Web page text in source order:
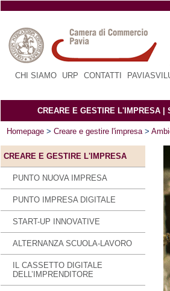
CHI SIAMO URP CONTATTI
CREARE E GESTIRE L'IMPRESA
Homepage > Creare e gestire l'impresa>
CREARE E GESTIRE L'IMPRESA
PUNTO NUOVA IMPRESA
PUNTO IMPRESA DIGITALE
START-UP INNOVATIVE
ALTERNANZA SCUOLA-LAVORO
IL CASSETTO DIGITALE
DELL’IMPRENDITORE